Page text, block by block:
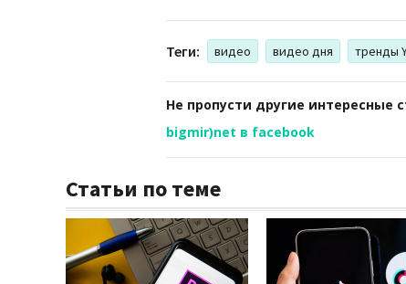
Теги: видео видео дня тренды
Не пропусти другие интересные
bigmir)net в facebook
Статьи по теме